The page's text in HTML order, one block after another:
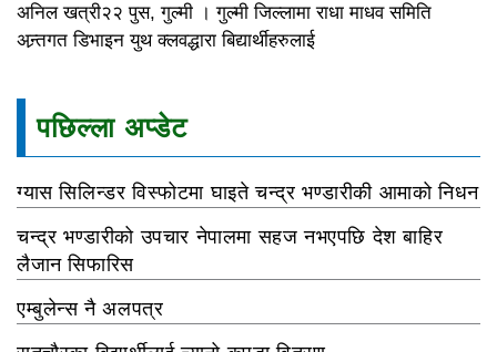
अनिल खत्री२२ पुस, गुल्मी । गुल्मी जिल्लामा राधा माधव समिति
अन्र्तगत डिभाइन युथ क्लवद्धारा बिद्यार्थीहरुलाई
पछिल्ला अप्डेट
ग्यास सिलिन्डर विस्फोटमा घाइते चन्द्र भण्डारीकी आमाको निधन
चन्द्र भण्डारीको उपचार नेपालमा सहज नभएपछि देश बाहिर
लैजान सिफारिस
एम्बुलेन्स नै अलपत्र